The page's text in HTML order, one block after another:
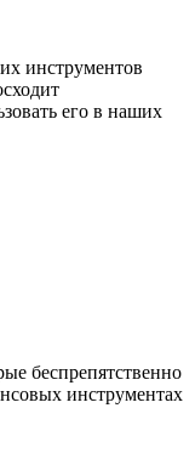
инструментов
его в наших
беспрепятственно
инструментах